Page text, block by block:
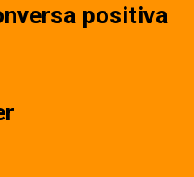
positiva